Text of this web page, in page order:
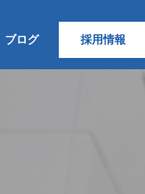
ブログ 採用情報